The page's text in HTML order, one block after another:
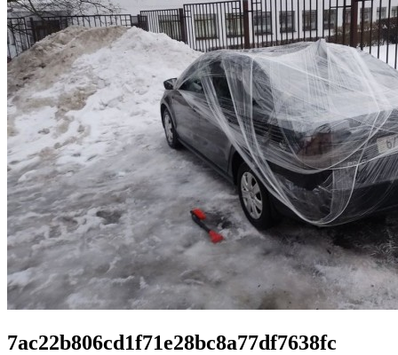
7ac22b806cd1f71e28bc8a77df7638fc